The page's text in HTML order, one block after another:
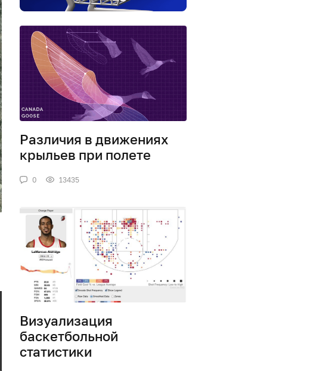
Различия в движениях
крыльев при полете
0 13435
Визуализация
баскетбольной
статистики